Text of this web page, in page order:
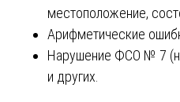
местоположение,
Арифметические
Нарушение ФСО № 7
и других.